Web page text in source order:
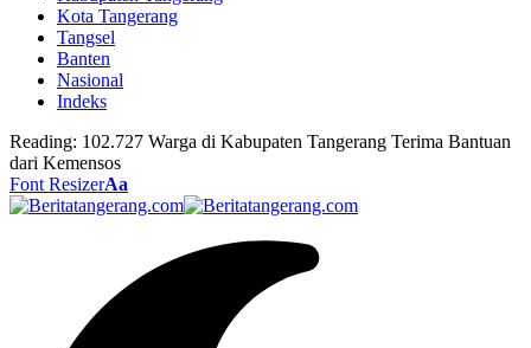
Kota Tangerang
Tangsel
Banten
Nasional
Indeks
Reading: 102.727 Warga di Kabupaten Tangerang Terima Bantuan
dari Kemensos
Font ResizerAa